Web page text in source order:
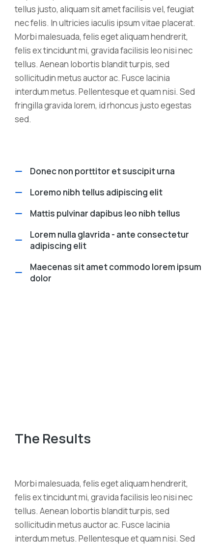
tellus justo, aliquam sit amet facilisis vel, feugiat
nec felis. In ultricies iaculis ipsum vitae placerat.
Morbi malesuada, felis eget aliquam hendrerit,
felis ex tincidunt mi, gravida facilisis leo nisi nec
tellus. Aenean lobortis blandit turpis, sed
sollicitudin metus auctor ac. Fusce lacinia
interdum metus. Pellentesque et quam nisi. Sed
fringilla gravida lorem, id rhoncus justo egestas
sed.
Donec non porttitor et suscipit urna
Loremo nibh tellus adipiscing elit
Mattis pulvinar dapibus leo nibh tellus
Lorem nulla glavrida - ante consectetur
adipiscing elit
Maecenas sit amet commodo lorem ipsum
dolor
The Results
Morbi malesuada, felis eget aliquam hendrerit,
felis ex tincidunt mi, gravida facilisis leo nisi nec
tellus. Aenean lobortis blandit turpis, sed
sollicitudin metus auctor ac. Fusce lacinia
interdum metus. Pellentesque et quam nisi. Sed